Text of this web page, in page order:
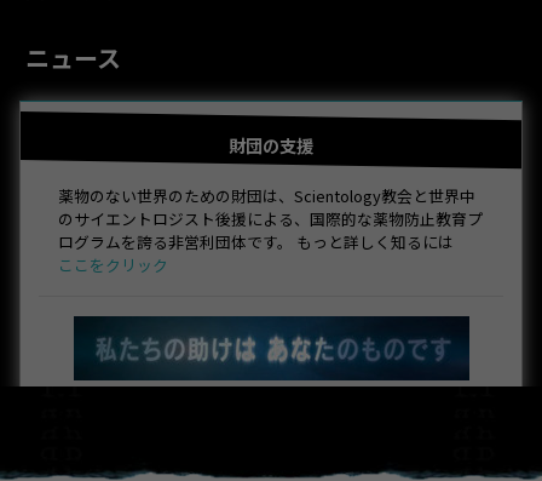
ニュース
財団の支援
薬物のない世界のための財団は、Scientology教会と世界中
のサイエントロジスト後援による、国際的な薬物防止教育プ
ログラムを誇る非営利団体です。 もっと詳しく知るには
ここをクリック